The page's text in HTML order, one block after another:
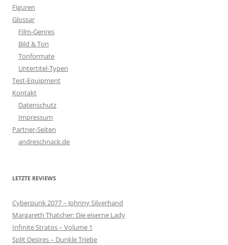
Figuren
Glossar
Film-Genres
Bild & Ton
Tonformate
Untertitel-Typen
Test-Equipment
Kontakt
Datenschutz
Impressum
Partner-Seiten
andreschnack.de
LETZTE REVIEWS
Cyberpunk 2077 – Johnny Silverhand
Margareth Thatcher: Die eiserne Lady
Infinite Stratos – Volume 1
Split Desires – Dunkle Triebe